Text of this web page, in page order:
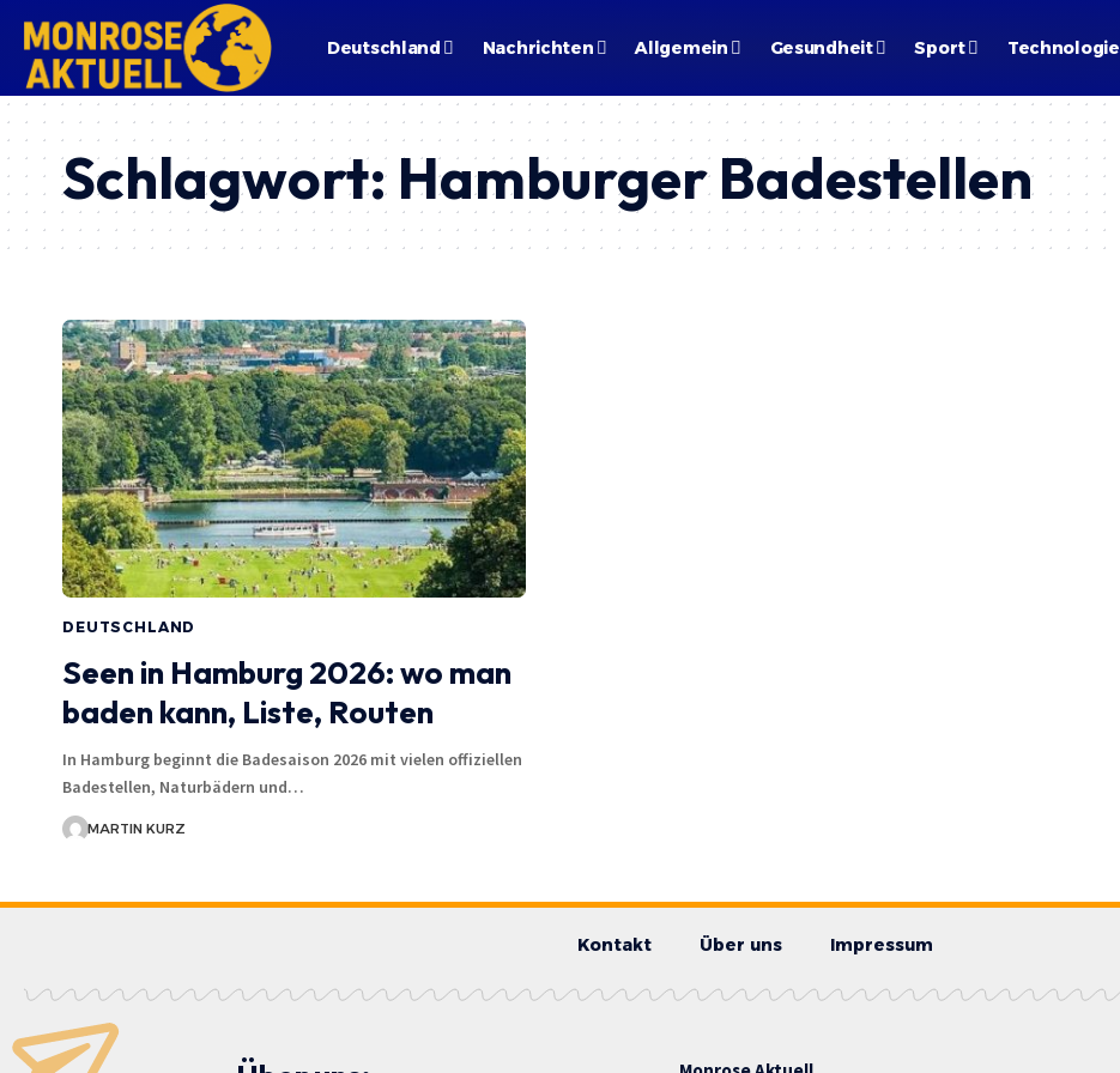
Deutschland Nachrichten Allgemein Gesundheit Sport Technologie
Schlagwort: Hamburger Badestellen
DEUTSCHLAND
Seen in Hamburg 2026: wo man
baden kann, Liste, Routen
In Hamburg beginnt die Badesaison 2026 mit vielen offiziellen
Badestellen, Naturbädern und…
MARTIN KURZ
Kontakt Über uns Impressum